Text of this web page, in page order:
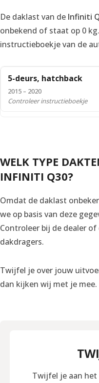
De daklast van de Infiniti
onbekend of staat op 0
instructieboekje van de
5-deurs, hatchback
2015 – 2020
Controleer instructieboekje
WELK TYPE
INFINITI Q30?
Omdat de daklast
we op basis van deze
Controleer bij de dealer
dakdragers.
Twijfel je over jouw
dan kijken wij met je mee.
Twijfel je aan